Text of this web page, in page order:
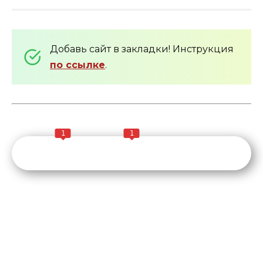
Добавь сайт в закладки! Инструкция
по ссылке.
1 1